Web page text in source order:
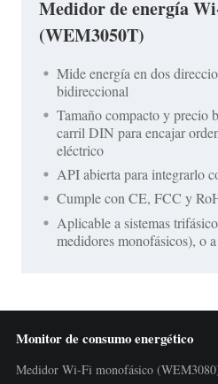
Medidor de energía
(WEM3050T)
Mide energía en dos
bidireccional
Tamaño compacto y precio
carril DIN para encajar
eléctrico
API abierta para integrarlo
Cumple con CE, FCC y
Aplicable a sistemas
medidores monofásicos), o
Monitor de consumo energético
Medidor Wi-Fi monofásico